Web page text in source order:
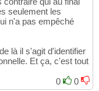
seulement les
n'a pas empêché
là il s'agit d'identifier
Et ça, c'est tout
0
0